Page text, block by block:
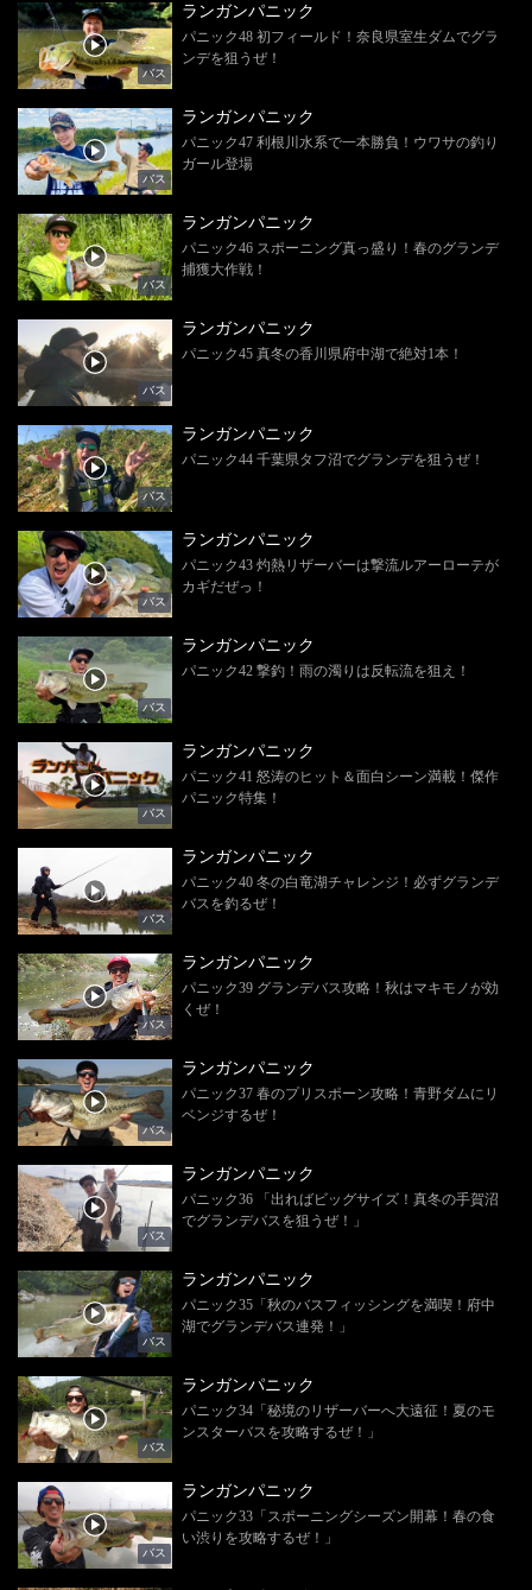
バス
ランガンパニック
パニック48 初フィールド！奈良県室生ダムでグラ
ンデを狙うぜ！
バス
ランガンパニック
パニック47 利根川水系で一本勝負！ウワサの釣り
ガール登場
バス
ランガンパニック
パニック46 スポーニング真っ盛り！春のグランデ
捕獲大作戦！
バス
ランガンパニック
パニック45 真冬の香川県府中湖で絶対1本！
バス
ランガンパニック
パニック44 千葉県タフ沼でグランデを狙うぜ！
バス
ランガンパニック
パニック43 灼熱リザーバーは撃流ルアーローテが
カギだぜっ！
バス
ランガンパニック
パニック42 撃釣！雨の濁りは反転流を狙え！
バス
ランガンパニック
パニック41 怒涛のヒット＆面白シーン満載！傑作
パニック特集！
バス
ランガンパニック
パニック40 冬の白竜湖チャレンジ！必ずグランデ
バスを釣るぜ！
バス
ランガンパニック
パニック39 グランデバス攻略！秋はマキモノが効
くぜ！
バス
ランガンパニック
パニック37 春のプリスポーン攻略！青野ダムにリ
ベンジするぜ！
バス
ランガンパニック
パニック36 「出ればビッグサイズ！真冬の手賀沼
でグランデバスを狙うぜ！」
バス
ランガンパニック
パニック35「秋のバスフィッシングを満喫！府中
湖でグランデバス連発！」
バス
ランガンパニック
パニック34「秘境のリザーバーへ大遠征！夏のモ
ンスターバスを攻略するぜ！」
バス
ランガンパニック
パニック33「スポーニングシーズン開幕！春の食
い渋りを攻略するぜ！」